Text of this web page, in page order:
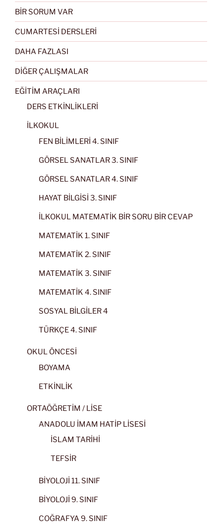
BİR SORUM VAR
CUMARTESİ DERSLERİ
DAHA FAZLASI
DİĞER ÇALIŞMALAR
EĞİTİM ARAÇLARI
DERS ETKİNLİKLERİ
İLKOKUL
FEN BİLİMLERİ 4. SINIF
GÖRSEL SANATLAR 3. SINIF
GÖRSEL SANATLAR 4. SINIF
HAYAT BİLGİSİ 3. SINIF
İLKOKUL MATEMATİK BİR SORU BİR CEVAP
MATEMATİK 1. SINIF
MATEMATİK 2. SINIF
MATEMATİK 3. SINIF
MATEMATİK 4. SINIF
SOSYAL BİLGİLER 4
TÜRKÇE 4. SINIF
OKUL ÖNCESİ
BOYAMA
ETKİNLİK
ORTAÖĞRETİM / LİSE
ANADOLU İMAM HATİP LİSESİ
İSLAM TARİHİ
TEFSİR
BİYOLOJİ 11. SINIF
BİYOLOJİ 9. SINIF
COĞRAFYA 9. SINIF